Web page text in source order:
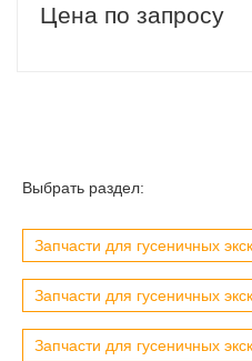
Цена по запросу
Выбрать раздел:
Запчасти для гусеничных
Запчасти для гусеничных
Запчасти для гусеничных